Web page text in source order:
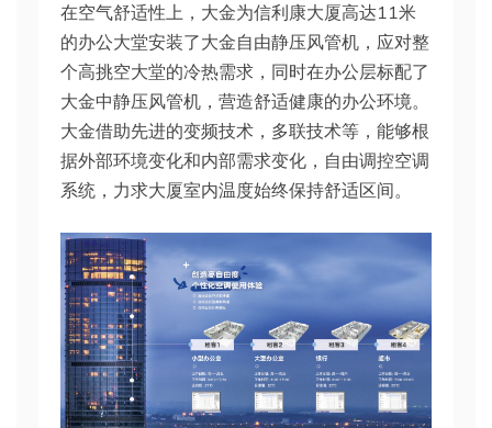
在空气舒适性上，大金为信利康大厦高达11米
的办公大堂安装了大金自由静压风管机，应对整
个高挑空大堂的冷热需求，同时在办公层标配了
大金中静压风管机，营造舒适健康的办公环境。
大金借助先进的变频技术，多联技术等，能够根
据外部环境变化和内部需求变化，自由调控空调
系统，力求大厦室内温度始终保持舒适区间。